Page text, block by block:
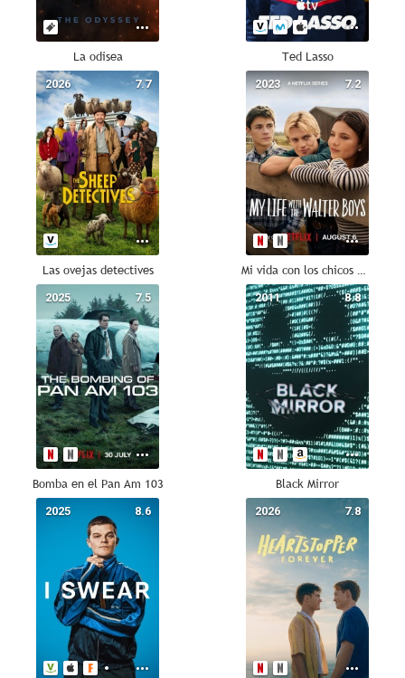
La odisea Ted Lasso
7.7
2026
Las ovejas detectives
7.2
2023
Mi vida con los chicos Walter
7.5
2025
Bomba en el Pan Am 103
8.8
2011
Black Mirror
8.6
2025 7.8
2026